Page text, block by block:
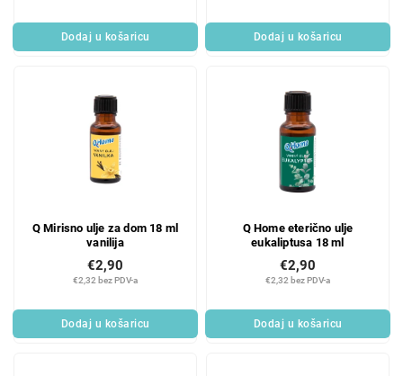
Dodaj u košaricu Dodaj u košaricu
Q Mirisno ulje za dom 18 ml
vanilija
€2,32 bez PDV-a
€2,90
Dodaj u košaricu
Q Home eterično ulje
eukaliptusa 18 ml
€2,32 bez PDV-a
€2,90
Dodaj u košaricu